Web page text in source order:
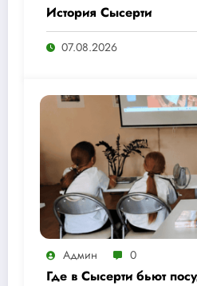
История Сысерти
07.08.2026
Админ 0
Где в Сысерти бьют